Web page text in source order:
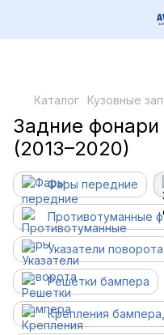
Каталог Кузовные
Задние
(2013–2020)
Фары передние
Противотуманные
Указатели поворота
Решетки бампера
Крепления